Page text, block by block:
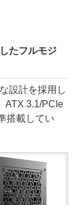
たフルモジ
設計を採用し
ATX 3.1/PCIe
搭載してい